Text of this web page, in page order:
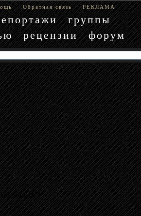
Обратная связь РЕКЛАМА
группы
рецензии форум
block"}